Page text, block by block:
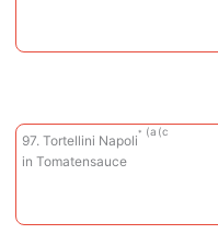
97. Tortellini Napoli
a c
in Tomatensauce